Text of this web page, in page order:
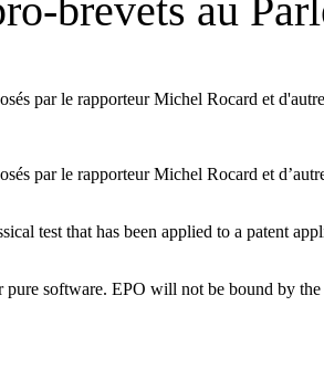
brevets au
par le rapporteur Michel Rocard et
par le rapporteur Michel Rocard et
test that has been applied to a patent
software. EPO will not be bound by